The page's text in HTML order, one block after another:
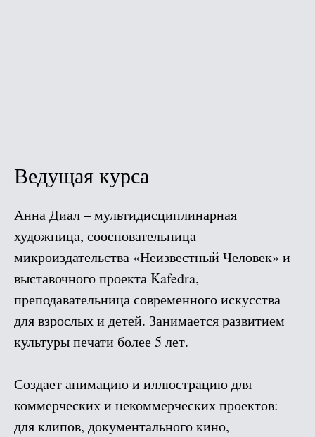
Ведущая курса
Анна Диал – мультидисциплинарная
художница, соосновательница
микроиздательства «Неизвестный Человек» и
выставочного проекта Kafedra,
преподавательница современного искусства
для взрослых и детей. Занимается развитием
культуры печати более 5 лет.
Создает анимацию и иллюстрацию для
коммерческих и некоммерческих проектов:
для клипов, документального кино,